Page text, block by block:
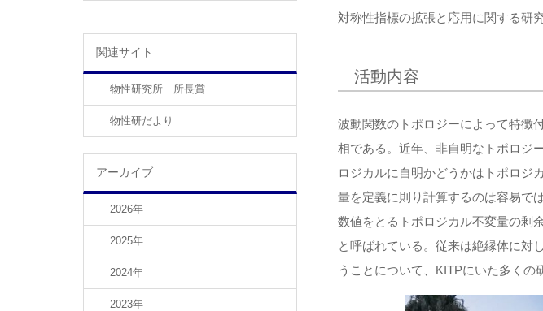
関連サイト
物性研究所 所長賞
物性研だより
アーカイブ
2026年
2025年
2024年
2023年
対称性指標の拡張と応用に関する研
活動内容
波動関数のトポロジーによって特徴
相である。近年、非自明なトポロジ
ロジカルに自明かどうかはトポロジ
量を定義に則り計算するのは容易で
数値をとるトポロジカル不変量の剰
と呼ばれている。従来は絶縁体に対
うことについて、KITPにいた多くの